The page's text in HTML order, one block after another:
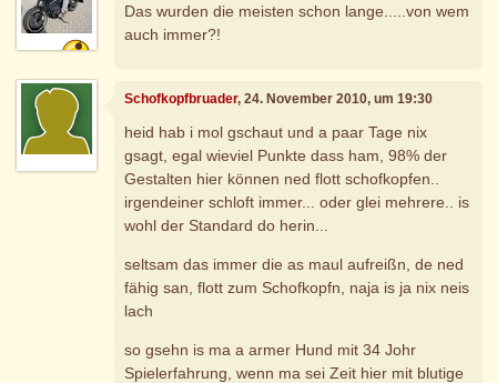
Das wurden die meisten schon lange.....von wem
auch immer?!
Schofkopfbruader, 24. November 2010, um 19:30
heid hab i mol gschaut und a paar Tage nix
gsagt, egal wieviel Punkte dass ham, 98% der
Gestalten hier können ned flott schofkopfen..
irgendeiner schloft immer... oder glei mehrere.. is
wohl der Standard do herin...
seltsam das immer die as maul aufreißn, de ned
fähig san, flott zum Schofkopfn, naja is ja nix neis
lach
so gsehn is ma a armer Hund mit 34 Johr
Spielerfahrung, wenn ma sei Zeit hier mit blutige